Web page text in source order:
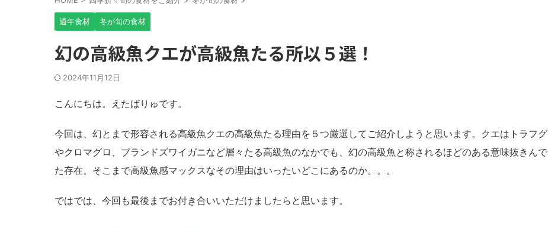
通年食材 冬が旬の食材
幻の高級魚クエが高級魚たる所以５選！
2024年11月12日
こんにちは。えたばりゅです。
今回は、幻とまで形容される高級魚クエの高級魚たる理由を５つ厳選してご紹介しようと思います。クエはトラフグ
やクロマグロ、ブランドズワイガニなど層々たる高級魚のなかでも、幻の高級魚と称されるほどのある意味抜きんで
た存在。そこまで高級魚感マックスなその理由はいったいどこにあるのか。。。
ではでは、今回も最後までお付き合いいただけましたらと思います。